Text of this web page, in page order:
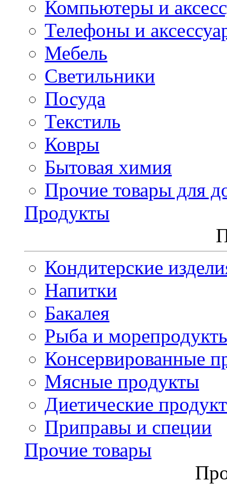
Компьютеры и
Телефоны и
Мебель
Светильники
Посуда
Текстиль
Ковры
Бытовая химия
Прочие товары для
Продукты
Кондитерские
Напитки
Бакалея
Рыба и
Консервированные
Мясные продукты
Диетические
Приправы и специи
Прочие товары